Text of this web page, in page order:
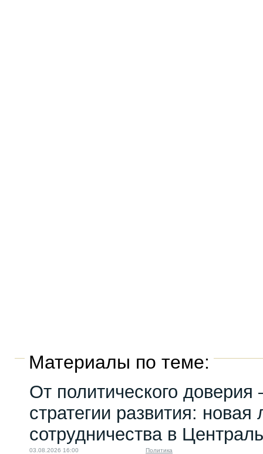
Материалы по теме:
От политического
стратегии развития: новая
сотрудничества в
03.08.2026 16:00 Политика